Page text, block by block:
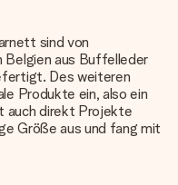
sind von
Belgien aus Buffelleder
Des weiteren
Produkte ein, also ein
auch direkt Projekte
Größe aus und fang mit